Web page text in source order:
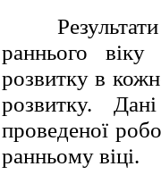
раннього
розвитку в
розвитку.
проведеної
ранньому віці.